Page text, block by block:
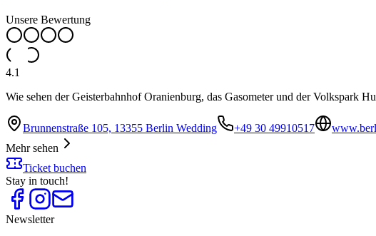
Unsere Bewertung
4.1
Wie sehen der Geisterbahnhof Oranienburg, das Gasometer und der Volkspark
Brunnenstraße 105, 13355 Berlin Wedding +49 30 49910517
Mehr sehen
Ticket buchen
Stay in touch!
Newsletter